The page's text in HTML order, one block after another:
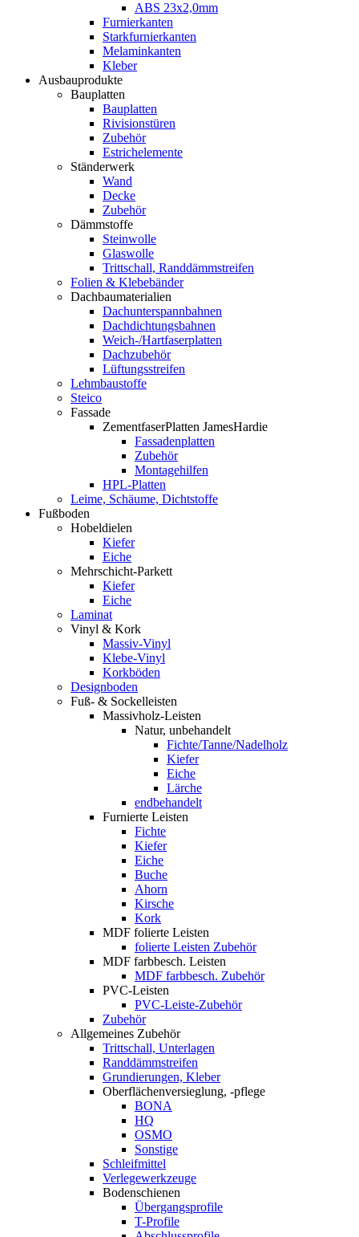
ABS 23x2,0mm
Furnierkanten
Starkfurnierkanten
Melaminkanten
Kleber
Ausbauprodukte
Bauplatten
Bauplatten
Rivisionstüren
Zubehör
Estrichelemente
Ständerwerk
Wand
Decke
Zubehör
Dämmstoffe
Steinwolle
Glaswolle
Trittschall, Randdämmstreifen
Folien & Klebebänder
Dachbaumaterialien
Dachunterspannbahnen
Dachdichtungsbahnen
Weich-/Hartfaserplatten
Dachzubehör
Lüftungsstreifen
Lehmbaustoffe
Steico
Fassade
ZementfaserPlatten JamesHardie
Fassadenplatten
Zubehör
Montagehilfen
HPL-Platten
Leime, Schäume, Dichtstoffe
Fußboden
Hobeldielen
Kiefer
Eiche
Mehrschicht-Parkett
Kiefer
Eiche
Laminat
Vinyl & Kork
Massiv-Vinyl
Klebe-Vinyl
Korkböden
Designboden
Fuß- & Sockelleisten
Massivholz-Leisten
Natur, unbehandelt
Fichte/Tanne/Nadelholz
Kiefer
Eiche
Lärche
endbehandelt
Furnierte Leisten
Fichte
Kiefer
Eiche
Buche
Ahorn
Kirsche
Kork
MDF folierte Leisten
folierte Leisten Zubehör
MDF farbbesch. Leisten
MDF farbbesch. Zubehör
PVC-Leisten
PVC-Leiste-Zubehör
Zubehör
Allgemeines Zubehör
Trittschall, Unterlagen
Randdämmstreifen
Grundierungen, Kleber
Oberflächenversieglung, -pflege
BONA
HQ
OSMO
Sonstige
Schleifmittel
Verlegewerkzeuge
Bodenschienen
Übergangsprofile
T-Profile